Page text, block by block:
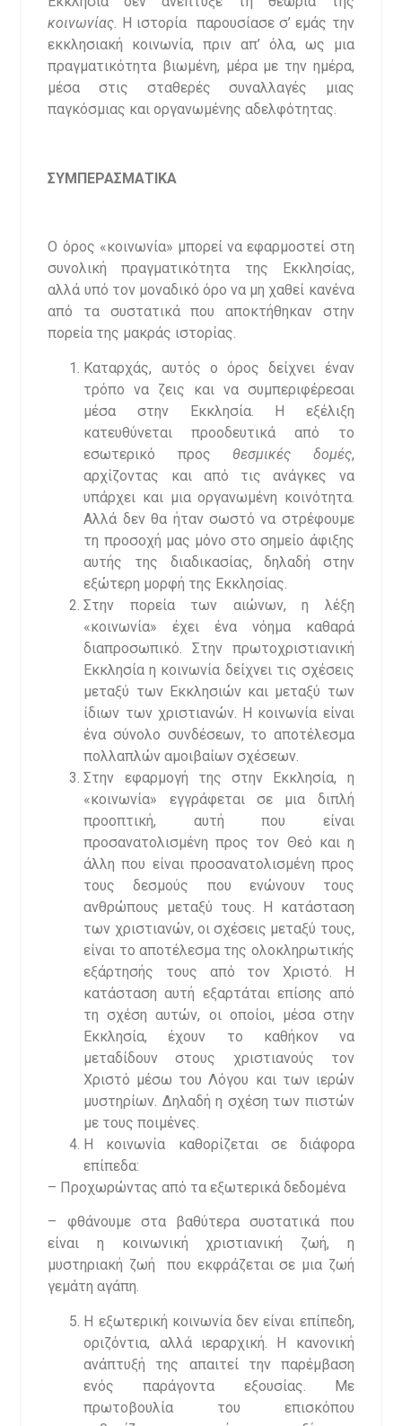
κοινωνίας . Η ιστορία παρουσίασε σ’ εμάς την
εκκλησιακή κοινωνία, πριν απ’ όλα, ως μια
πραγματικότητα βιωμένη, μέρα με την ημέρα,
μέσα στις σταθερές συναλλαγές μιας
παγκόσμιας και οργανωμένης αδελφότητας.
ΣΥΜΠΕΡΑΣΜΑΤΙΚΑ
Ο όρος «κοινωνία» μπορεί να εφαρμοστεί στη
συνολική πραγματικότητα της Εκκλησίας,
αλλά υπό τον μοναδικό όρο να μη χαθεί κανένα
από τα συστατικά που αποκτήθηκαν στην
πορεία της μακράς ιστορίας.
Καταρχάς, αυτός ο όρος δείχνει έναν
τρόπο να ζεις και να συμπεριφέρεσαι
μέσα στην Εκκλησία. Η εξέλιξη
κατευθύνεται προοδευτικά από το
εσωτερικό προς θεσμικές δομές,
αρχίζοντας και από τις ανάγκες να
υπάρχει και μια οργανωμένη κοινότητα.
Αλλά δεν θα ήταν σωστό να στρέφουμε
τη προσοχή μας μόνο στο σημείο άφιξης
αυτής της διαδικασίας, δηλαδή στην
εξώτερη μορφή της Εκκλησίας.
Στην πορεία των αιώνων, η λέξη
«κοινωνία» έχει ένα νόημα καθαρά
διαπροσωπικό. Στην πρωτοχριστιανική
Εκκλησία η κοινωνία δείχνει τις σχέσεις
μεταξύ των Εκκλησιών και μεταξύ των
ίδιων των χριστιανών. Η κοινωνία είναι
ένα σύνολο συνδέσεων, το αποτέλεσμα
πολλαπλών αμοιβαίων σχέσεων.
Στην εφαρμογή της στην Εκκλησία, η
«κοινωνία» εγγράφεται σε μια διπλή
προοπτική, αυτή που είναι
προσανατολισμένη προς τον Θεό και η
άλλη που είναι προσανατολισμένη προς
τους δεσμούς που ενώνουν τους
ανθρώπους μεταξύ τους. Η κατάσταση
των χριστιανών, οι σχέσεις μεταξύ τους,
είναι το αποτέλεσμα της ολοκληρωτικής
εξάρτησής τους από τον Χριστό. Η
κατάσταση αυτή εξαρτάται επίσης από
τη σχέση αυτών, οι οποίοι, μέσα στην
Εκκλησία, έχουν το καθήκον να
μεταδίδουν στους χριστιανούς τον
Χριστό μέσω του Λόγου και των ιερών
μυστηρίων. Δηλαδή η σχέση των πιστών
με τους ποιμένες.
Η κοινωνία καθορίζεται σε διάφορα
επίπεδα:
– Προχωρώντας από τα εξωτερικά δεδομένα
– φθάνουμε στα βαθύτερα συστατικά που
είναι η κοινωνική χριστιανική ζωή, η
μυστηριακή ζωή που εκφράζεται σε μια ζωή
γεμάτη αγάπη.
Η εξωτερική κοινωνία δεν είναι επίπεδη,
οριζόντια, αλλά ιεραρχική. Η κανονική
ανάπτυξή της απαιτεί την παρέμβαση
ενός παράγοντα εξουσίας. Με
πρωτοβουλία του επισκόπου